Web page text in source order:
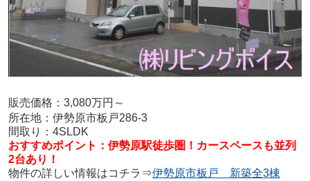
販売価格：3,080万円～
所在地：伊勢原市板戸286-3
間取り：4SLDK
おすすめポイント：伊勢原駅徒歩圏！カースペースも並列
2台あり！
物件の詳しい情報はコチラ⇒伊勢原市板戸 新築全3棟